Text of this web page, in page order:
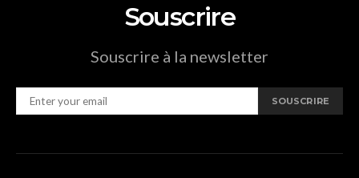
Souscrire
Souscrire à la newsletter
SOUSCRIRE